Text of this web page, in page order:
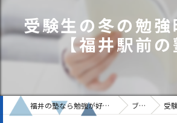
受験生の冬の勉
【福井駅前
福井の塾なら勉強が好きになるKOGE塾 ブログ 受験